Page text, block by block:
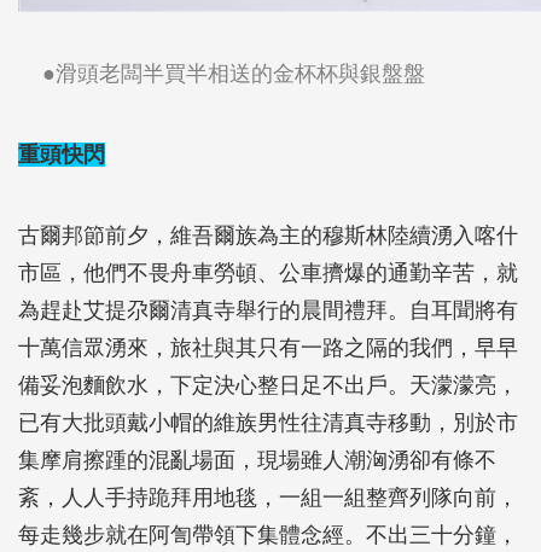
●滑頭老闆半買半相送的金杯杯與銀盤盤
重頭快閃
古爾邦節前夕，維吾爾族為主的穆斯林陸續湧入喀什
市區，他們不畏舟車勞頓、公車擠爆的通勤辛苦，就
為趕赴艾提尕爾清真寺舉行的晨間禮拜。自耳聞將有
十萬信眾湧來，旅社與其只有一路之隔的我們，早早
備妥泡麵飲水，下定決心整日足不出戶。天濛濛亮，
已有大批頭戴小帽的維族男性往清真寺移動，別於市
集摩肩擦踵的混亂場面，現場雖人潮洶湧卻有條不
紊，人人手持跪拜用地毯，一組一組整齊列隊向前，
每走幾步就在阿訇帶領下集體念經。不出三十分鐘，